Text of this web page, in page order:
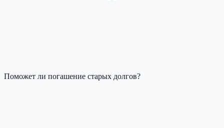
Поможет ли погашение старых долгов?